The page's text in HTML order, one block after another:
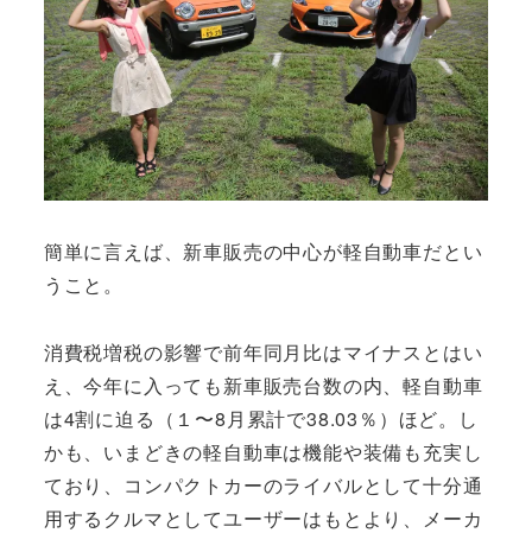
簡単に言えば、新車販売の中心が軽自動車だとい
うこと。
消費税増税の影響で前年同月比はマイナスとはい
え、今年に入っても新車販売台数の内、軽自動車
は4割に迫る（１〜8月累計で38.03％）ほど。し
かも、いまどきの軽自動車は機能や装備も充実し
ており、コンパクトカーのライバルとして十分通
用するクルマとしてユーザーはもとより、メーカ